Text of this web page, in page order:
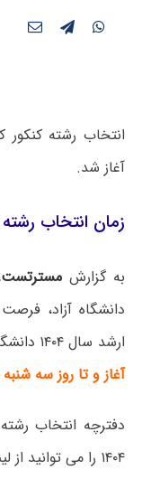
آغاز شد.
زمان انتخاب رشته
به گزارشمسترتست
دانشگاه آزاد، فرصت
ارشد سال ۱۴۰۴ دانشگاه آزاد اسلامی
آغاز و تا روز سه شنبه ۲۰
دفترچه انتخاب
۱۴۰۴ را می توانید از لینک زیر دریافت کنید: